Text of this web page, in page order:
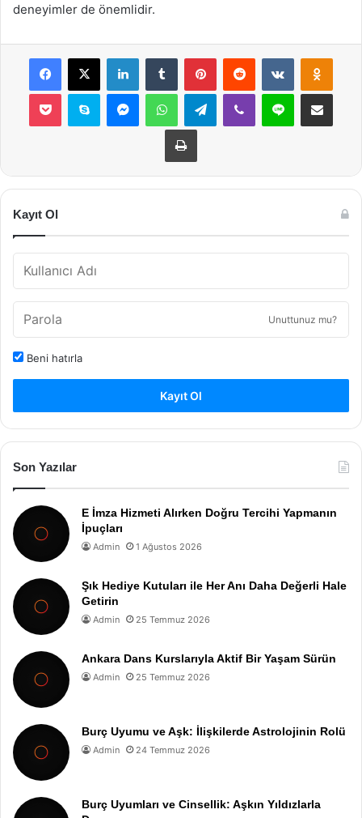
deneyimler de önemlidir.
Facebook
X LinkedInTumblr PinterestReddit VKontakte
Pocket Skype MessengerWhatsAppTelegramViber Line E-Posta ile
Yazdır
Kayıt Ol
Unuttunuz mu?
Beni hatırla
Kayıt Ol
Son Yazılar
E İmza Hizmeti Alırken Doğru Tercihi Yapmanın
İpuçları
Admin 1 Ağustos 2026
Şık Hediye Kutuları ile Her Anı Daha Değerli Hale
Getirin
Admin 25 Temmuz 2026
Ankara Dans Kurslarıyla Aktif Bir Yaşam Sürün
Admin 25 Temmuz 2026
Burç Uyumu ve Aşk: İlişkilerde Astrolojinin Rolü
Admin 24 Temmuz 2026
Burç Uyumları ve Cinsellik: Aşkın Yıldızlarla